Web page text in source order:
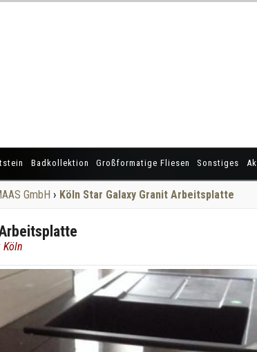
Badkollektion Großformatige Fliesen Sonstiges
GmbH › Köln Star Galaxy Granit Arbeitsplatte
Köln